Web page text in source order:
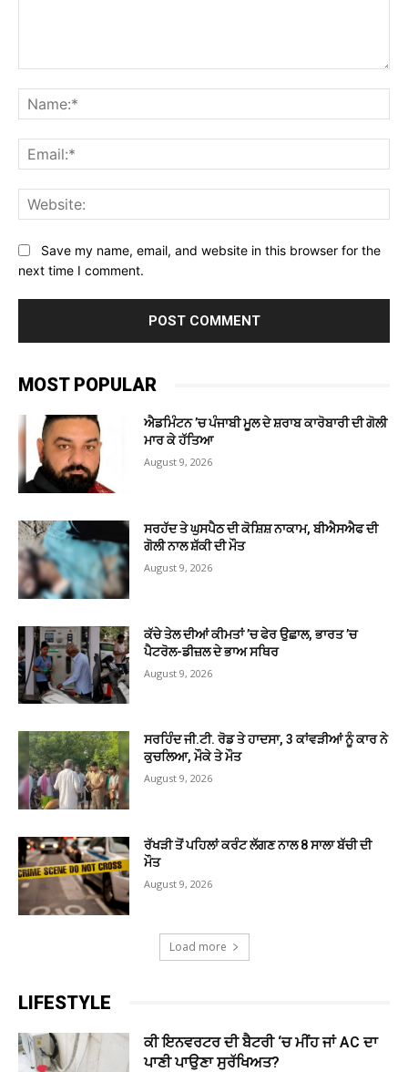
Save my name, email, and website in this browser for the
next time I comment.
MOST POPULAR
ਐਡਮਿੰਟਨ ’ਚ ਪੰਜਾਬੀ ਮੂਲ ਦੇ ਸ਼ਰਾਬ ਕਾਰੋਬਾਰੀ ਦੀ ਗੋਲੀ
ਮਾਰ ਕੇ ਹੱਤਿਆ
August 9, 2026
ਸਰਹੱਦ ਤੇ ਘੁਸਪੈਠ ਦੀ ਕੋਸ਼ਿਸ਼ ਨਾਕਾਮ, ਬੀਐਸਐਫ ਦੀ
ਗੋਲੀ ਨਾਲ ਸ਼ੱਕੀ ਦੀ ਮੌਤ
August 9, 2026
ਕੱਚੇ ਤੇਲ ਦੀਆਂ ਕੀਮਤਾਂ ’ਚ ਫੇਰ ਉਛਾਲ, ਭਾਰਤ ’ਚ
ਪੈਟਰੋਲ-ਡੀਜ਼ਲ ਦੇ ਭਾਅ ਸਥਿਰ
August 9, 2026
ਸਰਹਿੰਦ ਜੀ.ਟੀ. ਰੋਡ ਤੇ ਹਾਦਸਾ, 3 ਕਾਂਵੜੀਆਂ ਨੂੰ ਕਾਰ ਨੇ
ਕੁਚਲਿਆ, ਮੌਕੇ ਤੇ ਮੌਤ
August 9, 2026
ਰੱਖੜੀ ਤੋਂ ਪਹਿਲਾਂ ਕਰੰਟ ਲੱਗਣ ਨਾਲ 8 ਸਾਲਾ ਬੱਚੀ ਦੀ
ਮੌਤ
August 9, 2026
Load more
LIFESTYLE
ਕੀ ਇਨਵਰਟਰ ਦੀ ਬੈਟਰੀ ‘ਚ ਮੀਂਹ ਜਾਂ AC ਦਾ
ਪਾਣੀ ਪਾਉਣਾ ਸੁਰੱਖਿਅਤ?